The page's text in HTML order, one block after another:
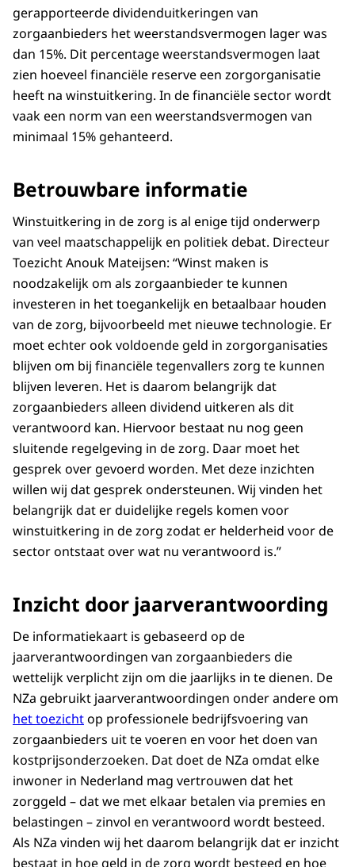
gerapporteerde dividenduitkeringen van
zorgaanbieders het weerstandsvermogen lager was
dan 15%. Dit percentage weerstandsvermogen laat
zien hoeveel financiële reserve een zorgorganisatie
heeft na winstuitkering. In de financiële sector wordt
vaak een norm van een weerstandsvermogen van
minimaal 15% gehanteerd.
Betrouwbare informatie
Winstuitkering in de zorg is al enige tijd onderwerp
van veel maatschappelijk en politiek debat. Directeur
Toezicht Anouk Mateijsen: “Winst maken is
noodzakelijk om als zorgaanbieder te kunnen
investeren in het toegankelijk en betaalbaar houden
van de zorg, bijvoorbeeld met nieuwe technologie. Er
moet echter ook voldoende geld in zorgorganisaties
blijven om bij financiële tegenvallers zorg te kunnen
blijven leveren. Het is daarom belangrijk dat
zorgaanbieders alleen dividend uitkeren als dit
verantwoord kan. Hiervoor bestaat nu nog geen
sluitende regelgeving in de zorg. Daar moet het
gesprek over gevoerd worden. Met deze inzichten
willen wij dat gesprek ondersteunen. Wij vinden het
belangrijk dat er duidelijke regels komen voor
winstuitkering in de zorg zodat er helderheid voor de
sector ontstaat over wat nu verantwoord is.”
Inzicht door jaarverantwoording
De informatiekaart is gebaseerd op de
jaarverantwoordingen van zorgaanbieders die
wettelijk verplicht zijn om die jaarlijks in te dienen. De
NZa gebruikt jaarverantwoordingen onder andere om
het toezichtop professionele bedrijfsvoering van
zorgaanbieders uit te voeren en voor het doen van
kostprijsonderzoeken. Dat doet de NZa omdat elke
inwoner in Nederland mag vertrouwen dat het
zorggeld – dat we met elkaar betalen via premies en
belastingen – zinvol en verantwoord wordt besteed.
Als NZa vinden wij het daarom belangrijk dat er inzicht
bestaat in hoe geld in de zorg wordt besteed en hoe